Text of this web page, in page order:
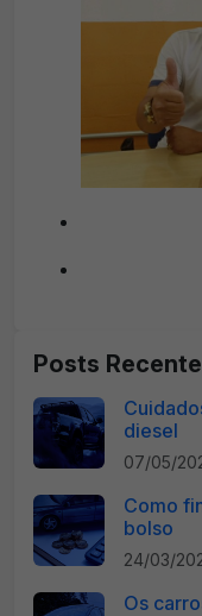
Posts
diesel
07/05/
Como
bolso
24/03/
Os